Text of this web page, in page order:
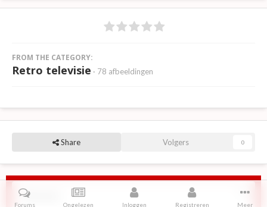
FROM THE CATEGORY:
Retro televisie · 78 afbeeldingen
Share Volgers 0
Reviews
Forums Ongelezen Inloggen Registreren Meer